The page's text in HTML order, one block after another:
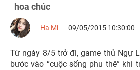
hoa chúc
Ha Mi 09/05/2015 10:30:00
Từ ngày 8/5 trở đi, game thủ Ngự
bước vào “cuộc sống phu thê” khi